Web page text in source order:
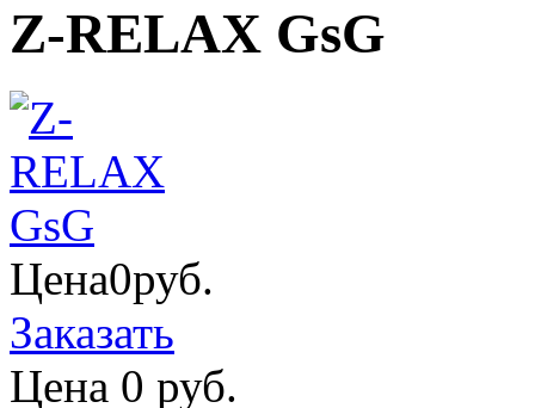
Z-RELAX GsG
Цена0руб.
Заказать
Цена 0 руб.